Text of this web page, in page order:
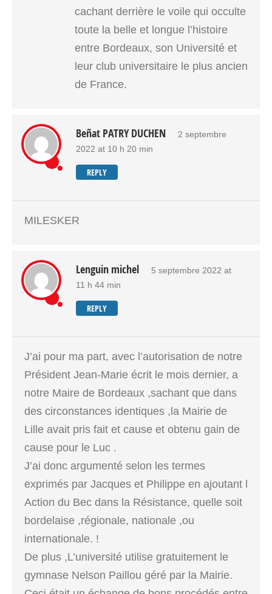
cachant derrière le voile qui occulte
toute la belle et longue l’histoire
entre Bordeaux, son Université et
leur club universitaire le plus ancien
de France.
Beñat PATRY DUCHEN
2 septembre
2022 at 10 h 20 min
REPLY
MILESKER
Lenguin michel
5 septembre 2022 at
11 h 44 min
REPLY
J’ai pour ma part, avec l’autorisation de notre
Président Jean-Marie écrit le mois dernier, a
notre Maire de Bordeaux ,sachant que dans
des circonstances identiques ,la Mairie de
Lille avait pris fait et cause et obtenu gain de
cause pour le Luc .
J’ai donc argumenté selon les termes
exprimés par Jacques et Philippe en ajoutant l
Action du Bec dans la Résistance, quelle soit
bordelaise ,régionale, nationale ,ou
internationale. !
De plus ,L’université utilise gratuitement le
gymnase Nelson Paillou géré par la Mairie.